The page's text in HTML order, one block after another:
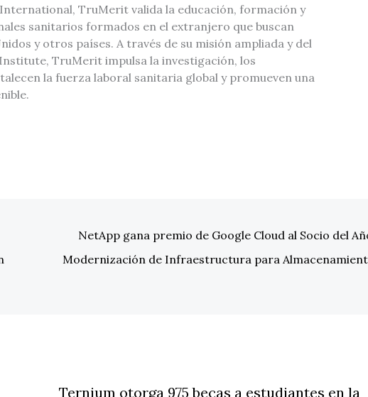
TruMerit valida la educación, formación y
sanitarios formados en el extranjero que buscan
y otros países. A través de su misión ampliada y del
TruMerit impulsa la investigación, los
la fuerza laboral sanitaria global y promueven una
NetApp gana premio de Google Cloud al Socio del
Modernización de Infraestructura para
Ternium otorga 975 becas a estudiantes en la